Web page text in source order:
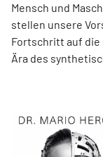
Mensch und
stellen unsere
Fortschritt auf die
Ära des